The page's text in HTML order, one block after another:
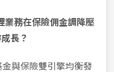
業務在保險佣金調降壓
長？
與保險雙引擎均衡發